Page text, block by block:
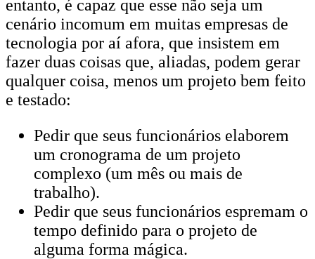
entanto, é capaz que esse não seja um
cenário incomum em muitas empresas de
tecnologia por aí afora, que insistem em
fazer duas coisas que, aliadas, podem gerar
qualquer coisa, menos um projeto bem feito
e testado:
Pedir que seus funcionários elaborem
um cronograma de um projeto
complexo (um mês ou mais de
trabalho).
Pedir que seus funcionários espremam o
tempo definido para o projeto de
alguma forma mágica.